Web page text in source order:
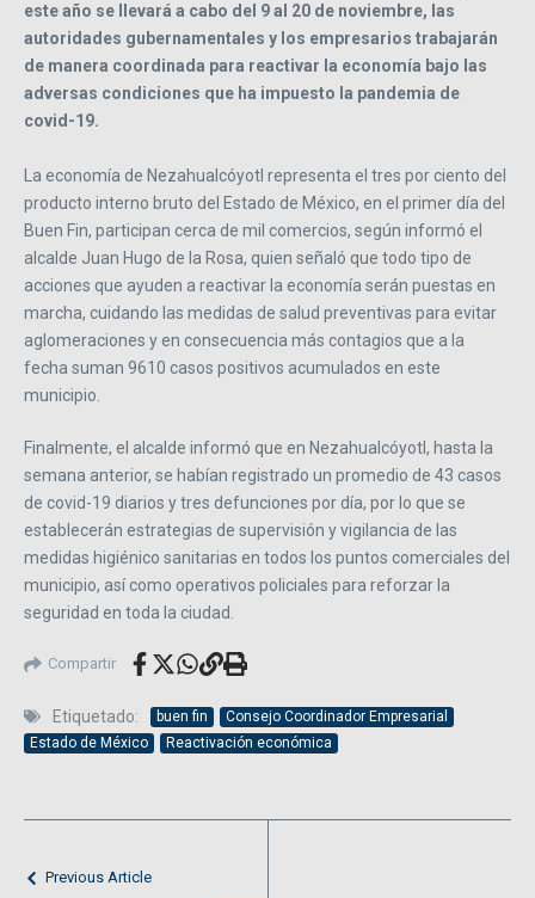
este año se llevará a cabo del 9 al 20 de noviembre, las
autoridades gubernamentales y los empresarios trabajarán
de manera coordinada para reactivar la economía bajo las
adversas condiciones que ha impuesto la pandemia de
covid-19.
La economía de Nezahualcóyotl representa el tres por ciento del
producto interno bruto del Estado de México, en el primer día del
Buen Fin, participan cerca de mil comercios, según informó el
alcalde Juan Hugo de la Rosa, quien señaló que todo tipo de
acciones que ayuden a reactivar la economía serán puestas en
marcha, cuidando las medidas de salud preventivas para evitar
aglomeraciones y en consecuencia más contagios que a la
fecha suman 9610 casos positivos acumulados en este
municipio.
Finalmente, el alcalde informó que en Nezahualcóyotl, hasta la
semana anterior, se habían registrado un promedio de 43 casos
de covid-19 diarios y tres defunciones por día, por lo que se
establecerán estrategias de supervisión y vigilancia de las
medidas higiénico sanitarias en todos los puntos comerciales del
municipio, así como operativos policiales para reforzar la
seguridad en toda la ciudad.
Compartir
Etiquetado: buen fin
Consejo Coordinador Empresarial
Estado de México
Reactivación económica
Previous Article